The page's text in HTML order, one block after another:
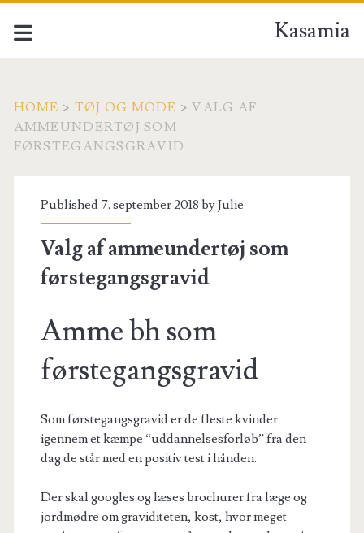
Kasamia
HOME > TØJ OG MODE >VALG AF
AMMEUNDERTØJ SOM
FØRSTEGANGSGRAVID
Published 7. september 2018 byJulie
Valg af ammeundertøj som
førstegangsgravid
Amme bh som
førstegangsgravid
Som førstegangsgravid er de fleste kvinder
igennem et kæmpe “uddannelsesforløb” fra den
dag de står med en positiv test i hånden.
Der skal googles og læses brochurer fra læge og
jordmødre om graviditeten, kost, hvor meget